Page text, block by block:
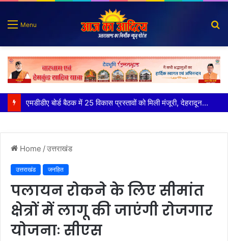
Menu
मुख्य सचिव ने अंडरग्राउंड विद्युत लाइन परियोजना का प्रस्ताव तैयार करने के दिये निर्देश
Home /उत्तराखंड
उत्तराखंड जनहित
पलायन रोकने के लिए सीमांत
क्षेत्रों में लागू की जाएंगी रोजगार
योजनाः सीएस